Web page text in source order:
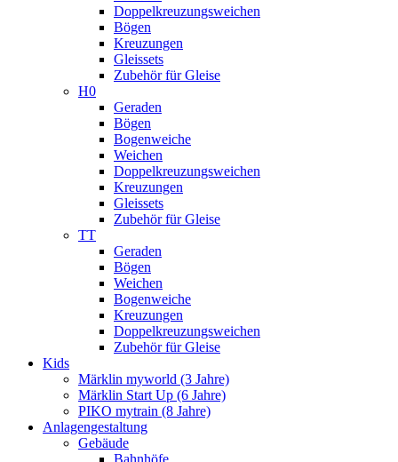
Doppelkreuzungsweichen
Bögen
Kreuzungen
Gleissets
Zubehör für Gleise
H0
Geraden
Bögen
Bogenweiche
Weichen
Doppelkreuzungsweichen
Kreuzungen
Gleissets
Zubehör für Gleise
TT
Geraden
Bögen
Weichen
Bogenweiche
Kreuzungen
Doppelkreuzungsweichen
Zubehör für Gleise
Kids
Märklin myworld (3 Jahre)
Märklin Start Up (6 Jahre)
PIKO mytrain (8 Jahre)
Anlagengestaltung
Gebäude
Bahnhöfe